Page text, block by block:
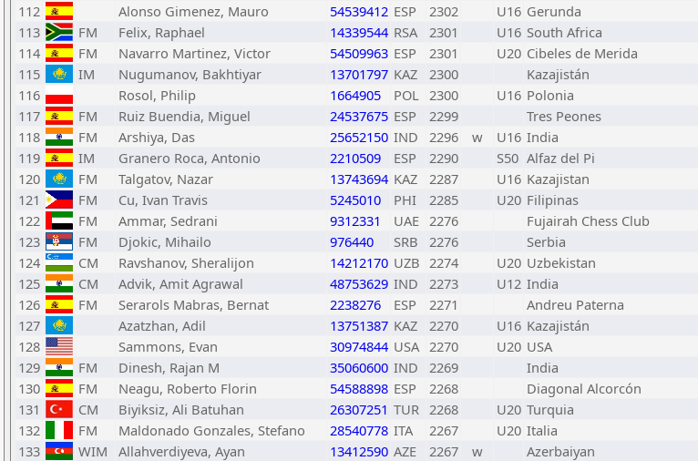
112
Alonso Gimenez, Mauro 54539412 ESP 2302 U16 Gerunda
113
FM Felix, Raphael 14339544 RSA 2301 U16 South Africa
114
FM Navarro Martinez, Victor 54509963 ESP 2301 U20 Cibeles de Merida
115
IM Nugumanov, Bakhtiyar 13701797 KAZ 2300
Kazajistán
116
Rosol, Philip 1664905 POL 2300 U16 Polonia
117
FM Ruiz Buendia, Miguel 24537675 ESP 2299
Tres Peones
118
FM Arshiya, Das 25652150 IND 2296 w U16 India
119
IM Granero Roca, Antonio 2210509 ESP 2290 S50 Alfaz del Pi
120
FM Talgatov, Nazar 13743694 KAZ 2287 U16 Kazajistan
121
FM Cu, Ivan Travis 5245010 PHI 2285 U20 Filipinas
122
FM Ammar, Sedrani 9312331 UAE 2276
Fujairah Chess Club
123
FM Djokic, Mihailo 976440 SRB 2276
Serbia
124
CM Ravshanov, Sheralijon 14212170 UZB 2274 U20 Uzbekistan
125
CM Advik, Amit Agrawal 48753629 IND 2273 U12 India
126
FM Serarols Mabras, Bernat 2238276 ESP 2271
Andreu Paterna
127
Azatzhan, Adil 13751387 KAZ 2270 U16 Kazajistán
128
Sammons, Evan 30974844 USA 2270 U20 USA
129
FM Dinesh, Rajan M 35060600 IND 2269
India
130
FM Neagu, Roberto Florin 54588898 ESP 2268
Diagonal Alcorcón
131
CM Biyiksiz, Ali Batuhan 26307251 TUR 2268 U20 Turquia
132
FM Maldonado Gonzales, Stefano 28540778 ITA 2267 U20 Italia
133
WIM Allahverdiyeva, Ayan 13412590 AZE 2267 w Azerbaiyan